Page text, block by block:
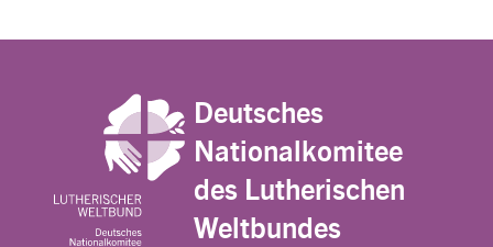
Deutsches
Nationalkomitee
des Lutherischen
Weltbundes